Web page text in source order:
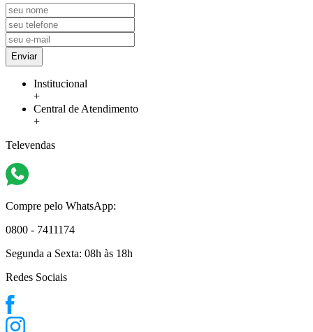
Enviar
Institucional
+
Central de Atendimento
+
Televendas
Compre pelo WhatsApp:
0800 - 7411174
Segunda a Sexta: 08h às 18h
Redes Sociais